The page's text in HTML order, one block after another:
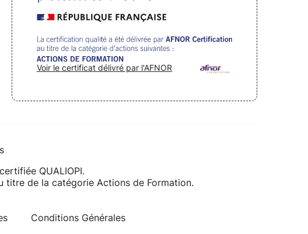
Voir le certificat délivré par l'AFNOR
QUALIOPI.
titre de la catégorie Actions de Formation.
Conditions Générales